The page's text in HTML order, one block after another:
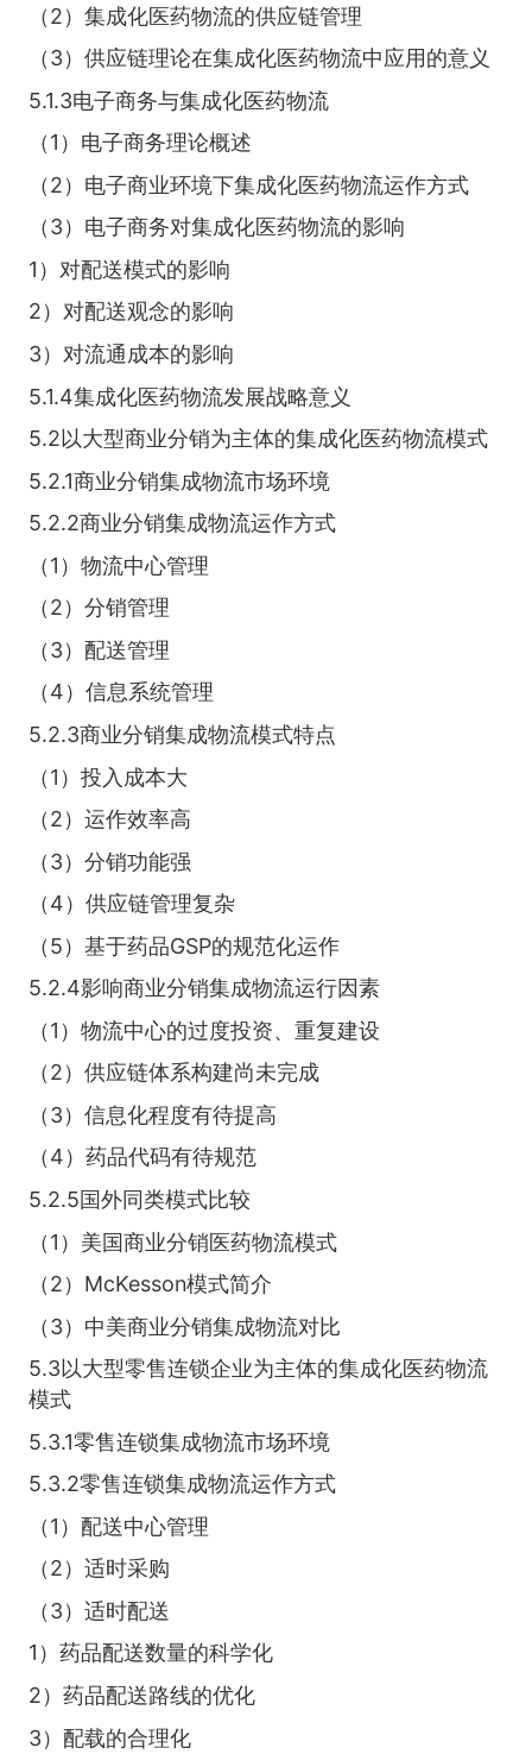
（2）集成化医药物流的供应链管理
（3）供应链理论在集成化医药物流中应用的意义
5.1.3电子商务与集成化医药物流
（1）电子商务理论概述
（2）电子商业环境下集成化医药物流运作方式
（3）电子商务对集成化医药物流的影响
1）对配送模式的影响
2）对配送观念的影响
3）对流通成本的影响
5.1.4集成化医药物流发展战略意义
5.2以大型商业分销为主体的集成化医药物流模式
5.2.1商业分销集成物流市场环境
5.2.2商业分销集成物流运作方式
（1）物流中心管理
（2）分销管理
（3）配送管理
（4）信息系统管理
5.2.3商业分销集成物流模式特点
（1）投入成本大
（2）运作效率高
（3）分销功能强
（4）供应链管理复杂
（5）基于药品GSP的规范化运作
5.2.4影响商业分销集成物流运行因素
（1）物流中心的过度投资、重复建设
（2）供应链体系构建尚未完成
（3）信息化程度有待提高
（4）药品代码有待规范
5.2.5国外同类模式比较
（1）美国商业分销医药物流模式
（2）McKesson模式简介
（3）中美商业分销集成物流对比
5.3以大型零售连锁企业为主体的集成化医药物流
模式
5.3.1零售连锁集成物流市场环境
5.3.2零售连锁集成物流运作方式
（1）配送中心管理
（2）适时采购
（3）适时配送
1）药品配送数量的科学化
2）药品配送路线的优化
3）配载的合理化